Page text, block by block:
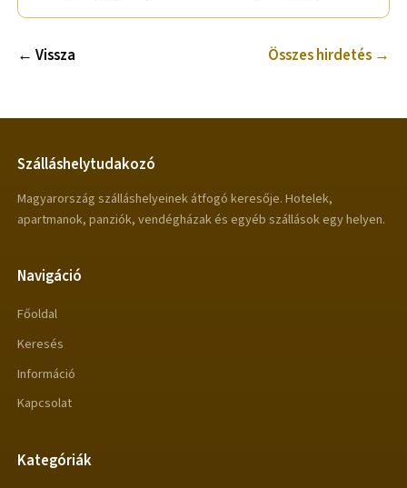
← Vissza Összes hirdetés →
Szálláshelytudakozó
Magyarország szálláshelyeinek átfogó keresője. Hotelek,
apartmanok, panziók, vendégházak és egyéb szállások egy helyen.
Navigáció
Főoldal
Keresés
Információ
Kapcsolat
Kategóriák